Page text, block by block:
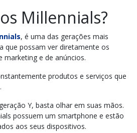
Millennials?
, é uma das gerações mais
que possam ver diretamente os
marketing e de anúncios.
produtos e serviços que
Y, basta olhar em suas mãos.
possuem um smartphone e estão
aos seus dispositivos.